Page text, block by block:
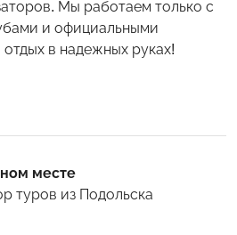
Мы работаем только с
и официальными
в надежных руках!
месте
туров из Подольска